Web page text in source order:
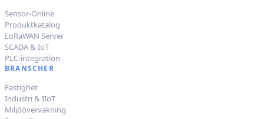
Sensor-Online
Produktkatalog
LoRaWAN Server
SCADA & IoT
PLC-integration
BRANSCHER
Fastighet
Industri & IIoT
Miljöövervakning